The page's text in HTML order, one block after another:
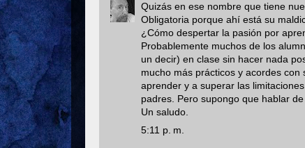
Quizás en ese nombre que tiene
Obligatoria porque ahí está su
¿Cómo despertar la pasión por
Probablemente muchos de los
un decir) en clase sin hacer nada
mucho más prácticos y acordes
aprender y a superar las
padres. Pero supongo que hablar
Un saludo.
5:11 p. m.